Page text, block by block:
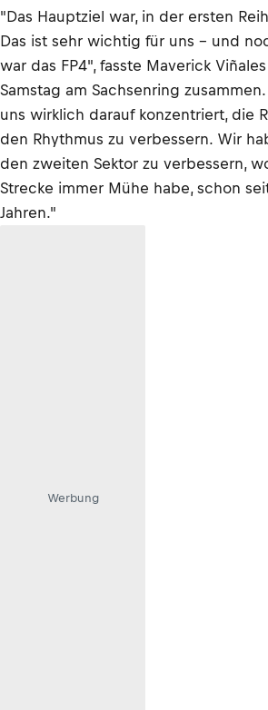
"Das Hauptziel war, in der ersten
Das ist sehr wichtig für uns – und
war das FP4", fasste Maverick
Samstag am Sachsenring
uns wirklich darauf konzentriert, die
den Rhythmus zu verbessern. Wir
den zweiten Sektor zu verbessern,
Strecke immer Mühe habe, schon
Jahren."
Werbung